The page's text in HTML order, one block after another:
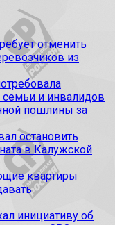
отменить
из
и инвалидов
пошлины за
остановить
в Калужской
квартиры
инициативу об